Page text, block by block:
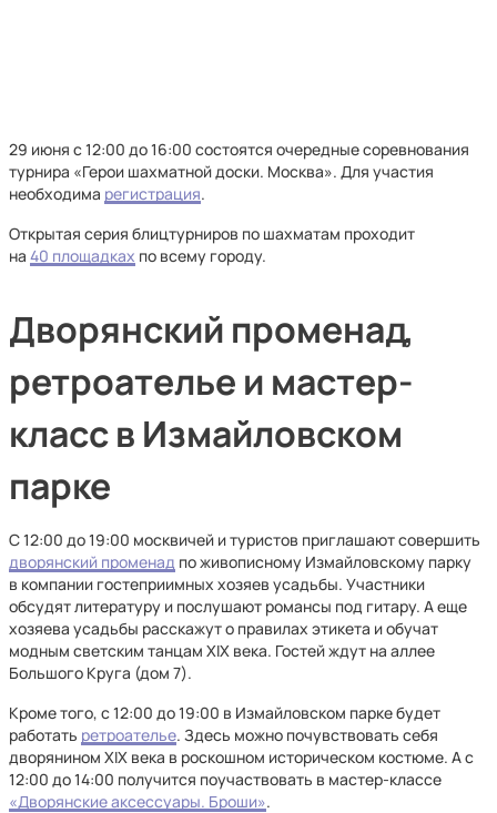
29 июня с 12:00 до 16:00 состоятся очередные соревнования
турнира «Герои шахматной доски. Москва». Для участия
необходима регистрация.
Открытая серия блицтурниров по шахматам проходит
на 40 площадках по всему городу.
Дворянский променад,
ретроателье и мастер-
класс в Измайловском
парке
С 12:00 до 19:00 москвичей и туристов приглашают совершить
дворянский променад по живописному Измайловскому парку
в компании гостеприимных хозяев усадьбы. Участники
обсудят литературу и послушают романсы под гитару. А еще
хозяева усадьбы расскажут о правилах этикета и обучат
модным светским танцам XIX века. Гостей ждут на аллее
Большого Круга (дом 7).
Кроме того, с 12:00 до 19:00 в Измайловском парке будет
работать ретроателье. Здесь можно почувствовать себя
дворянином XIX века в роскошном историческом костюме. А с
12:00 до 14:00 получится поучаствовать в мастер-классе
«Дворянские аксессуары. Броши».